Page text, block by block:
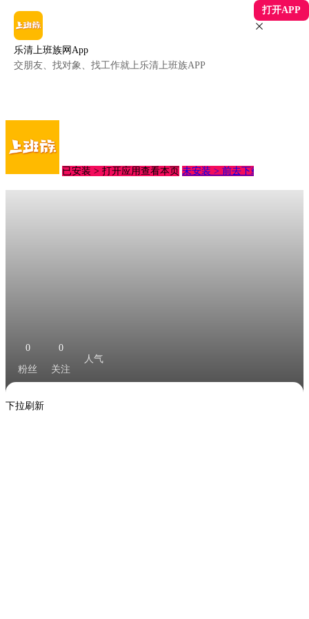
乐清上班族网App
交朋友、找对象、找工作就上乐清上班族APP
打开APP
已安装 > 打开应用查看本页 未安装 > 前去下载客户端
0
粉丝
0
关注
人气
下拉刷新